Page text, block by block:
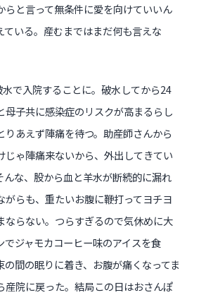
らと言って無条件に愛を向けていいん
ている。産むまではまだ何も言えな
で入院することに。破水してから24
母子共に感染症のリスクが高まるらし
りあえず陣痛を待つ。助産師さんから
じゃ陣痛来ないから、外出してきてい
んな、股から血と羊水が断続的に漏れ
がらも、重たいお腹に鞭打ってヨチヨ
ならない。つらすぎるので気休めに大
でジャモカコーヒー味のアイスを食
の間の眠りに着き、お腹が痛くなってま
産院に戻った。結局この日はおさんぽ